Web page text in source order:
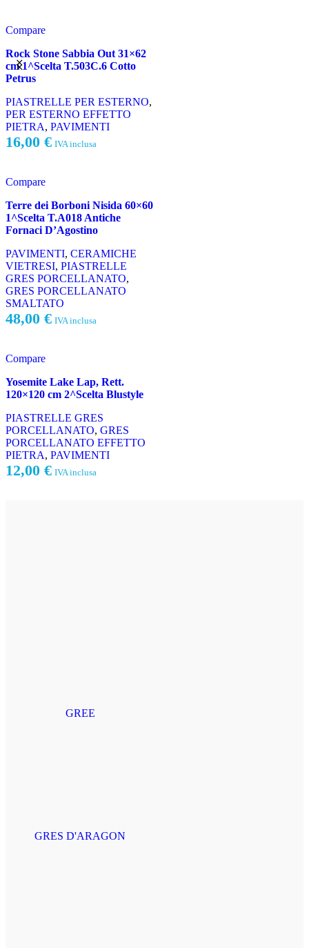
Compare
Rock Stone Sabbia Out 31×62
cm 1^Scelta T.503C.6 Cotto
Petrus
PIASTRELLE PER ESTERNO,
PER ESTERNO EFFETTO
PIETRA, PAVIMENTI
16,00 € IVA inclusa
Compare
Terre dei Borboni Nisida 60×60
1^Scelta T.A018 Antiche
Fornaci D’Agostino
PAVIMENTI, CERAMICHE
VIETRESI, PIASTRELLE
GRES PORCELLANATO,
GRES PORCELLANATO
SMALTATO
48,00 € IVA inclusa
Compare
Yosemite Lake Lap, Rett.
120×120 cm 2^Scelta Blustyle
PIASTRELLE GRES
PORCELLANATO, GRES
PORCELLANATO EFFETTO
PIETRA, PAVIMENTI
12,00 € IVA inclusa
GREE
GRES D'ARAGON